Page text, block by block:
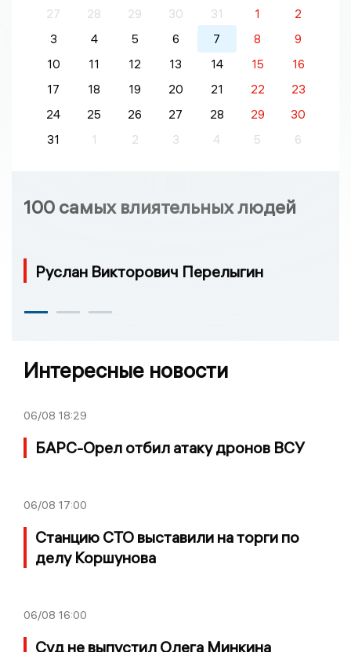
27
28 29 30 31 1
2
3
4 5 6 7 8
9
10
11 12 13 14 15
16
17
18 19 20 21 22
23
24
25 26 27 28 29
30
31
1 2 3 4 5 6
100 самых влиятельных людей
Руслан Викторович Перелыгин
Интересные новости
06/08 18:29
БАРС-Орел отбил атаку дронов ВСУ
06/08 17:00
Станцию СТО выставили на торги по
делу Коршунова
06/08 16:00
Суд не выпустил Олега Минкина